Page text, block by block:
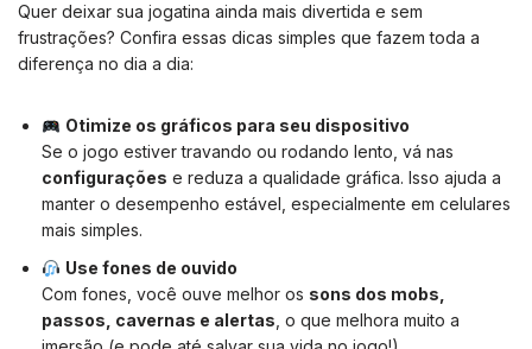
Quer deixar sua jogatina ainda mais divertida e sem
frustrações? Confira essas dicas simples que fazem toda a
diferença no dia a dia:
Otimize os gráficos para seu dispositivo
Se o jogo estiver travando ou rodando lento, vá nas
configurações e reduza a qualidade gráfica. Isso ajuda a
manter o desempenho estável, especialmente em celulares
mais simples.
Use fones de ouvido
Com fones, você ouve melhor os sons dos mobs,
passos, cavernas e alertas , o que melhora muito a